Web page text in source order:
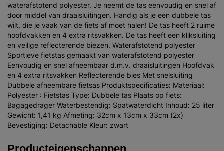
waterafstotend polyester. Je neemt de tas eenvoudig en snel af
door middel van draaisluitingen. Handig als je een dubbele tas
wilt, die je vaak van de fiets af moet halen! De tas heeft 2 ruime
hoofdvakken en 4 extra ritsvakken. De tas heeft een kliksluiting
en veilige reflecterende biezen. Waterafstotend polyester
Sportieve fietstas gemaakt van waterafstotend polyester
Eenvoudig en snel afneembaar d.m.v. draaisluitingen Hoofdvak
en 4 extra ritsvakken Reflecterende bies Met snelsluiting
Dubbele afneembare fietsas Produktspecificaties: Materiaal:
Polyester : Fietstas Type: Dubbele tas Plaats op fiets:
Bagagedrager Waterbestendig: Spatwaterdicht Inhoud: 25 liter
Gewicht: 1,41 kg Afmeting: 32cm x 13cm x 33cm (2x)
Bevestiging: Detachable Kleur: zwart